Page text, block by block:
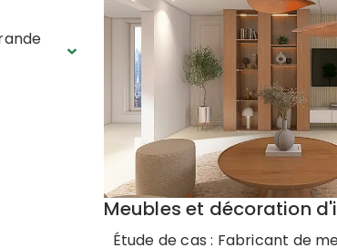
Meubles et décoration
Étude de cas : Fabricant de